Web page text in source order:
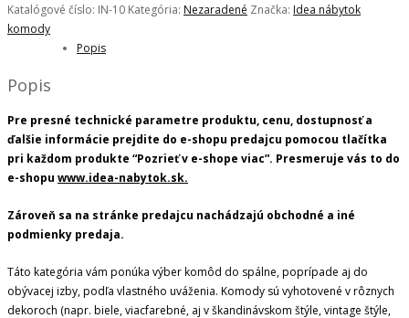
Katalógové číslo: IN-10 Kategória: Nezaradené Značka: Idea nábytok
komody
Popis
Popis
Pre presné technické parametre produktu, cenu, dostupnosť a
ďalšie informácie prejdite do e-shopu predajcu pomocou tlačítka
pri každom produkte “Pozrieť v e-shope viac”. Presmeruje vás to do
e-shopu www.idea-nabytok.sk.
Zároveň sa na stránke predajcu nachádzajú obchodné a iné
podmienky predaja.
Táto kategória vám ponúka výber komôd do spálne, poprípade aj do
obývacej izby, podľa vlastného uváženia. Komody sú vyhotovené v rôznych
dekoroch (napr. biele, viacfarebné, aj v škandinávskom štýle, vintage štýle,